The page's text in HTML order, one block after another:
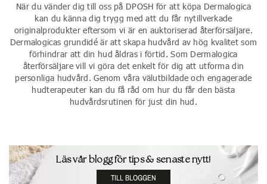
När du vänder dig till oss på DPOSH för att köpa Dermalogica
kan du känna dig trygg med att du får nytillverkade
originalprodukter eftersom vi är en auktoriserad återförsäljare.
Dermalogicas grundidé är att skapa hudvård av hög kvalitet som
förhindrar att din hud åldras i förtid. Som Dermalogica
återförsäljare vill vi göra det enkelt för dig att utforma din
personliga hudvård. Genom våra välutbildade och engagerade
hudterapeuter kan du få råd om hur du får den bästa
hudvårdsrutinen för just din hud.
Läs vår blogg för tips & senaste nytt!
TILL BLOGGEN